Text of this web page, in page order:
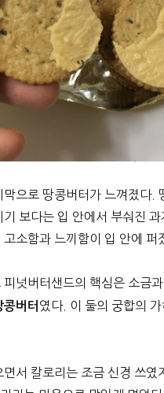
막으로 땅콩버터가 느껴졌다.
기 보다는 입 안에서 부숴진
고소함과 느끼함이 입 안에 퍼
피넛버터샌드의 핵심은 소금과
콩버터 였다. 이 둘의 궁합의
면서 칼로리는 조금 신경 쓰였